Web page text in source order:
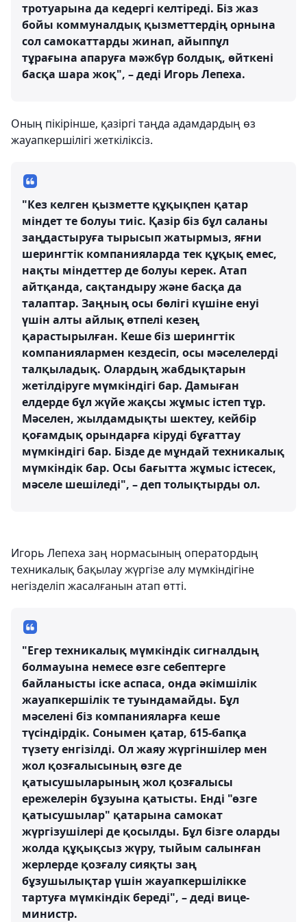
тротуарына да кедергі келтіреді. Біз жаз
бойы коммуналдық қызметтердің орнына
сол самокаттарды жинап, айыппұл
тұрағына апаруға мәжбүр болдық, өйткені
басқа шара жоқ", – деді Игорь Лепеха.
Оның пікірінше, қазіргі таңда адамдардың өз
жауапкершілігі жеткіліксіз.
"Кез келген қызметте құқықпен қатар
міндет те болуы тиіс. Қазір біз бұл саланы
заңдастыруға тырысып жатырмыз, яғни
шерингтік компанияларда тек құқық емес,
нақты міндеттер де болуы керек. Атап
айтқанда, сақтандыру және басқа да
талаптар. Заңның осы бөлігі күшіне енуі
үшін алты айлық өтпелі кезең
қарастырылған. Кеше біз шерингтік
компаниялармен кездесіп, осы мәселелерді
талқыладық. Олардың жабдықтарын
жетілдіруге мүмкіндігі бар. Дамыған
елдерде бұл жүйе жақсы жұмыс істеп тұр.
Мәселен, жылдамдықты шектеу, кейбір
қоғамдық орындарға кіруді бұғаттау
мүмкіндігі бар. Бізде де мұндай техникалық
мүмкіндік бар. Осы бағытта жұмыс істесек,
мәселе шешіледі", – деп толықтырды ол.
Игорь Лепеха заң нормасының оператордың
техникалық бақылау жүргізе алу мүмкіндігіне
негізделіп жасалғанын атап өтті.
"Егер техникалық мүмкіндік сигналдың
болмауына немесе өзге себептерге
байланысты іске аспаса, онда әкімшілік
жауапкершілік те туындамайды. Бұл
мәселені біз компанияларға кеше
түсіндірдік. Сонымен қатар, 615-бапқа
түзету енгізілді. Ол жаяу жүргіншілер мен
жол қозғалысының өзге де
қатысушыларының жол қозғалысы
ережелерін бұзуына қатысты. Енді "өзге
қатысушылар" қатарына самокат
жүргізушілері де қосылды. Бұл бізге оларды
жолда құқықсыз жүру, тыйым салынған
жерлерде қозғалу сияқты заң
бұзушылықтар үшін жауапкершілікке
тартуға мүмкіндік береді", – деді вице-
министр.